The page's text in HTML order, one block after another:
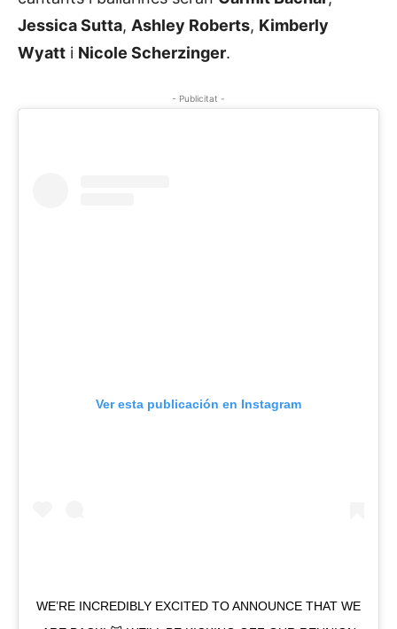
Jessica Sutta, Ashley Roberts, Kimberly
Wyatt i Nicole Scherzinger.
- Publicitat -
Ver esta publicación en Instagram
WE’RE INCREDIBLY EXCITED TO ANNOUNCE THAT WE